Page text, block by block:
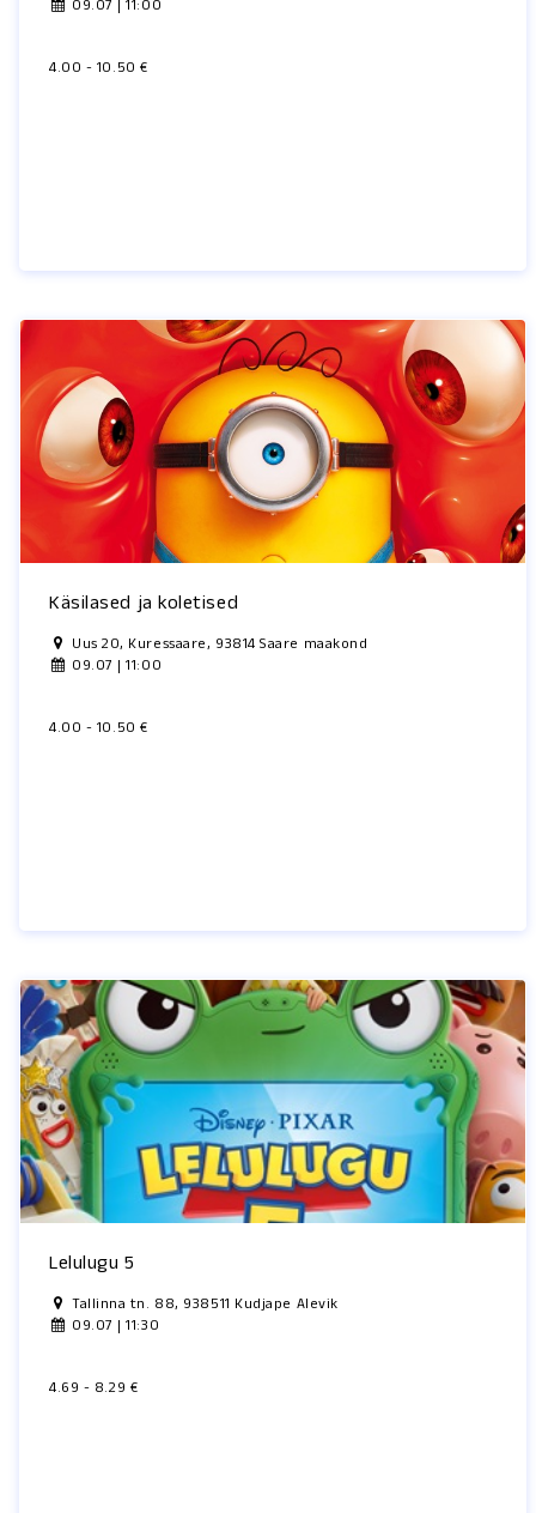
09.07 | 11:00
4.00 - 10.50 €
Käsilased ja koletised
Uus 20, Kuressaare, 93814 Saare maakond
09.07 | 11:00
4.00 - 10.50 €
Lelulugu 5
Tallinna tn. 88, 938511 Kudjape Alevik
09.07 | 11:30
4.69 - 8.29 €